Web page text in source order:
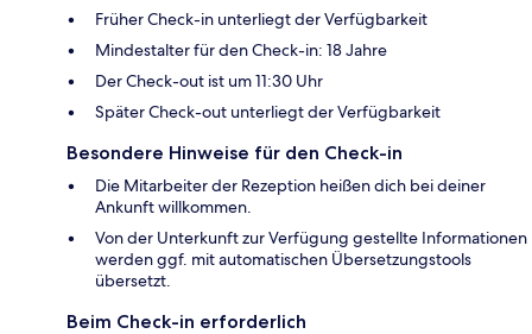
Früher Check-in unterliegt der Verfügbarkeit
Mindestalter für den Check-in: 18 Jahre
Der Check-out ist um 11:30 Uhr
Später Check-out unterliegt der Verfügbarkeit
Besondere Hinweise für den Check-in
Die Mitarbeiter der Rezeption heißen dich bei deiner
Ankunft willkommen.
Von der Unterkunft zur Verfügung gestellte Informationen
werden ggf. mit automatischen Übersetzungstools
übersetzt.
Beim Check-in erforderlich